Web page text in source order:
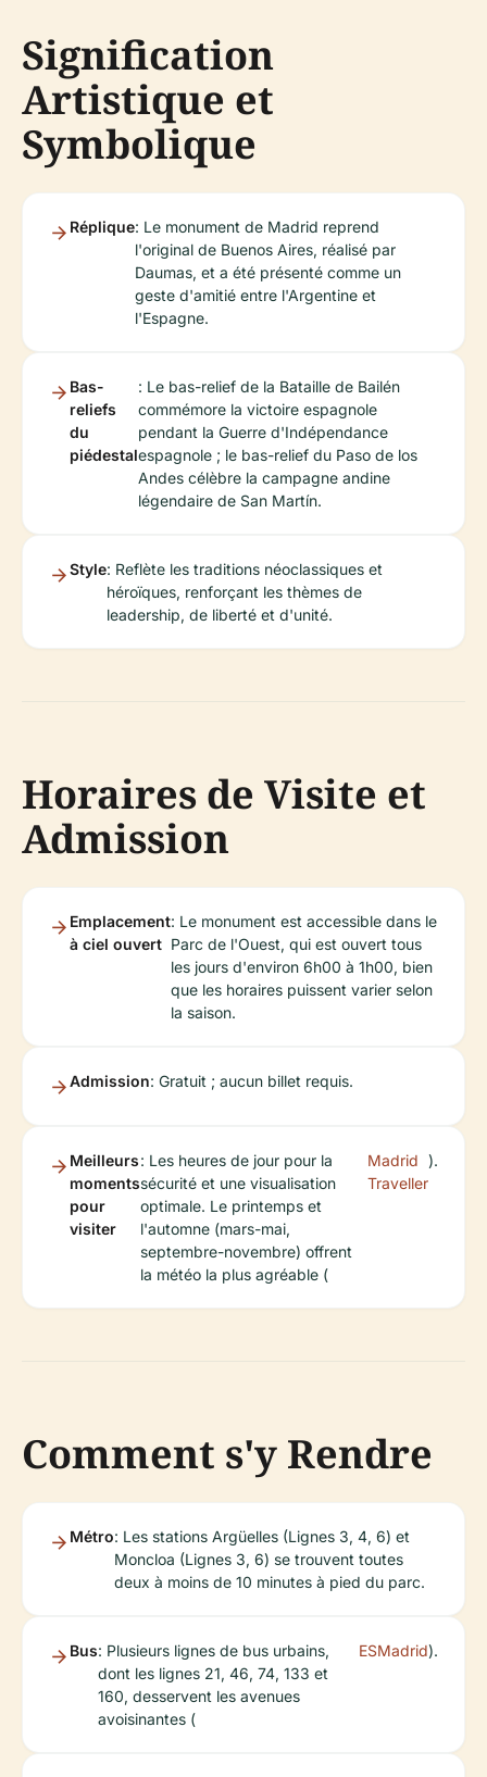
Signification
Artistique et
Symbolique
Réplique: Le monument de Madrid reprend
l'original de Buenos Aires, réalisé par
Daumas, et a été présenté comme un
geste d'amitié entre l'Argentine et
l'Espagne.
Bas-
reliefs
du
piédestal
: Le bas-relief de la Bataille de Bailén
commémore la victoire espagnole
pendant la Guerre d'Indépendance
espagnole ; le bas-relief du Paso de los
Andes célèbre la campagne andine
légendaire de San Martín.
Style: Reflète les traditions néoclassiques et
héroïques, renforçant les thèmes de
leadership, de liberté et d'unité.
Horaires de Visite et
Admission
Emplacement
à ciel ouvert
: Le monument est accessible dans le
Parc de l'Ouest, qui est ouvert tous
les jours d'environ 6h00 à 1h00, bien
que les horaires puissent varier selon
la saison.
Admission: Gratuit ; aucun billet requis.
Meilleurs
moments
pour
visiter
: Les heures de jour pour la
sécurité et une visualisation
optimale. Le printemps et
l'automne (mars-mai,
septembre-novembre) offrent
la météo la plus agréable (
Madrid
Traveller
).
Comment s'y Rendre
Métro: Les stations Argüelles (Lignes 3, 4, 6) et
Moncloa (Lignes 3, 6) se trouvent toutes
deux à moins de 10 minutes à pied du parc.
Bus: Plusieurs lignes de bus urbains,
dont les lignes 21, 46, 74, 133 et
160, desservent les avenues
avoisinantes (
ESMadrid).